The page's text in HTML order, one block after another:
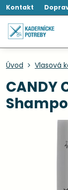
Kontakt
Úvod Vlasová
CANDY